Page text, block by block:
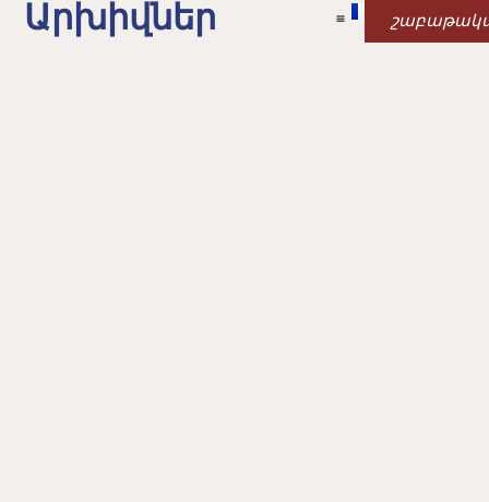
Արխիվներ